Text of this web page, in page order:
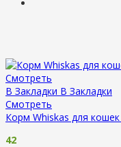
Смотреть
В Закладки В Закладки
Смотреть
Корм Whiskas для
42